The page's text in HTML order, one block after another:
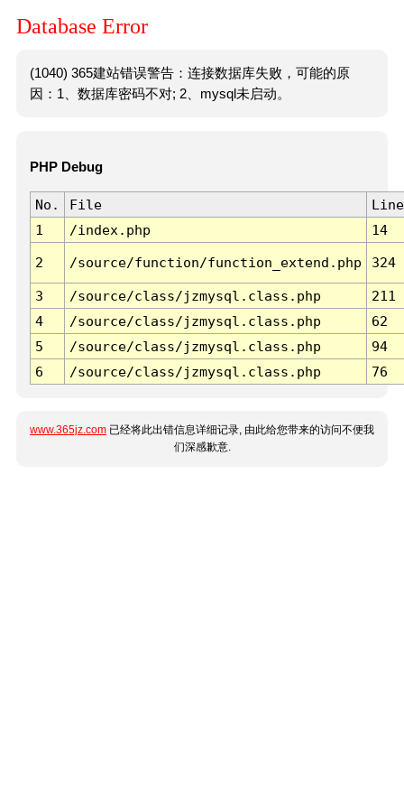
Database Error
(1040) 365建站错误警告：连接数据库失败，可能的原
因：1、数据库密码不对; 2、mysql未启动。
PHP Debug
No. File
Line
1
/index.php 14
2 /source/function/function_extend.php 324
3 /source/class/jzmysql.class.php
211
4
/source/class/jzmysql.class.php
62
5
/source/class/jzmysql.class.php
94
6
/source/class/jzmysql.class.php 76
www.365jz.com 已经将此出错信息详细记录, 由此给您带来的访问不便我
们深感歉意.